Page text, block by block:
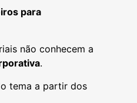
para
não conhecem a
.
tema a partir dos